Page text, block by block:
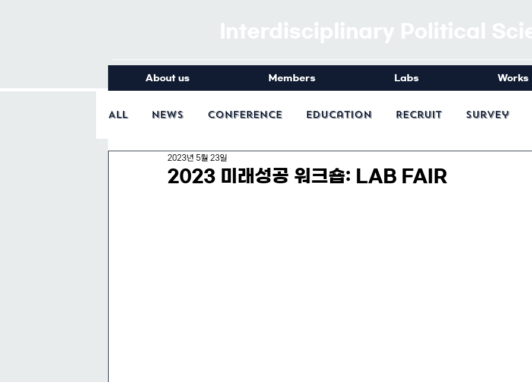
About us Members Labs Works
All News Conference Education Recruit Survey
2023 미래성공 워크숍: LAB FAIR
2023년 5월 23일